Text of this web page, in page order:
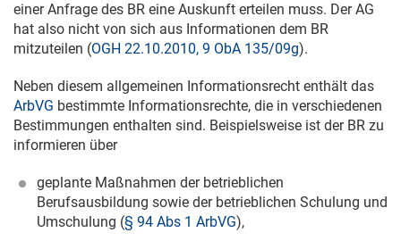
einer Anfrage des BR eine Auskunft erteilen muss. Der AG
hat also nicht von sich aus Informationen dem BR
mitzuteilen (OGH 22.10.2010, 9 ObA 135/09g).
Neben diesem allgemeinen Informationsrecht enthält das
ArbVG bestimmte Informationsrechte, die in verschiedenen
Bestimmungen enthalten sind. Beispielsweise ist der BR zu
informieren über
geplante Maßnahmen der betrieblichen
Berufsausbildung sowie der betrieblichen Schulung und
Umschulung (§ 94 Abs 1 ArbVG),